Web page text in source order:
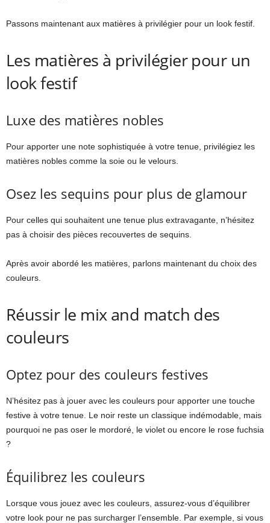
Passons maintenant aux matières à privilégier pour un look festif.
Les matières à privilégier pour un
look festif
Luxe des matières nobles
Pour apporter une note sophistiquée à votre tenue, privilégiez les
matières nobles comme la soie ou le velours.
Osez les sequins pour plus de glamour
Pour celles qui souhaitent une tenue plus extravagante, n’hésitez
pas à choisir des pièces recouvertes de sequins.
Après avoir abordé les matières, parlons maintenant du choix des
couleurs.
Réussir le mix and match des
couleurs
Optez pour des couleurs festives
N’hésitez pas à jouer avec les couleurs pour apporter une touche
festive à votre tenue. Le noir reste un classique indémodable, mais
pourquoi ne pas oser le mordoré, le violet ou encore le rose fuchsia
?
Équilibrez les couleurs
Lorsque vous jouez avec les couleurs, assurez-vous d’équilibrer
votre look pour ne pas surcharger l’ensemble. Par exemple, si vous